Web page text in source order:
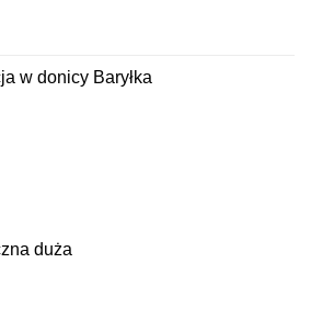
w donicy Baryłka
duża